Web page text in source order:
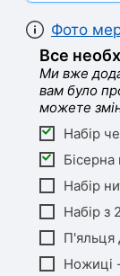
Фото
Все
Ми вже
вам було
можете
Набір
Бісерна
Набір
Набір з
П'яльця
Ножиці